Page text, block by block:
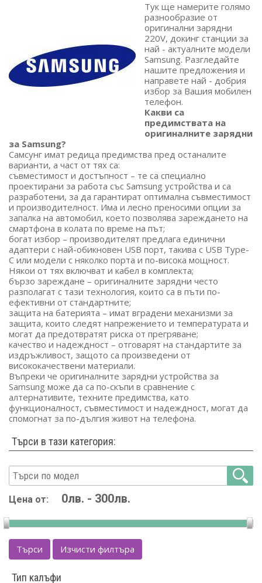
Тук ще намерите голямо
разнообразие от
оригинални зарядни
220V, докинг станции за
най - актуалните модели
Samsung. Разгледайте
нашите предложения и
направете най - добрия
избор за Вашия мобилен
телефон.
Какви са
предимствата на
оригиналните зарядни
за Samsung?
Самсунг имат редица предимства пред останалите
варианти, а част от тях са:
съвместимост и достъпност – те са специално
проектирани за работа със Samsung устройства и са
разработени, за да гарантират оптимална съвместимост
и производителност. Има и лесно преносими опции за
запалка на автомобил, което позволява зареждането на
смартфона в колата по време на път;
богат избор – производителят предлага единични
адаптери с най-обикновен USB порт, такива с USB Type-
C или модели с няколко порта и по-висока мощност.
Някои от тях включват и кабел в комплекта;
бързо зареждане – оригиналните зарядни често
разполагат с тази технология, които са в пъти по-
ефективни от стандартните;
защита на батерията – имат вградени механизми за
защита, които следят напрежението и температурата и
могат да предотвратят риска от прегряване;
качество и надеждност – отговарят на стандартите за
издръжливост, защото са произведени от
висококачествени материали.
Въпреки че оригиналните зарядни устройства за
Samsung може да са по-скъпи в сравнение с
алтернативите, техните предимства, като
функционалност, съвместимост и надеждност, могат да
спомогнат за по-дългия живот на телефона.
Търси в тази категория:
Цена от:
Търси Изчисти филтъра
Тип калъфи